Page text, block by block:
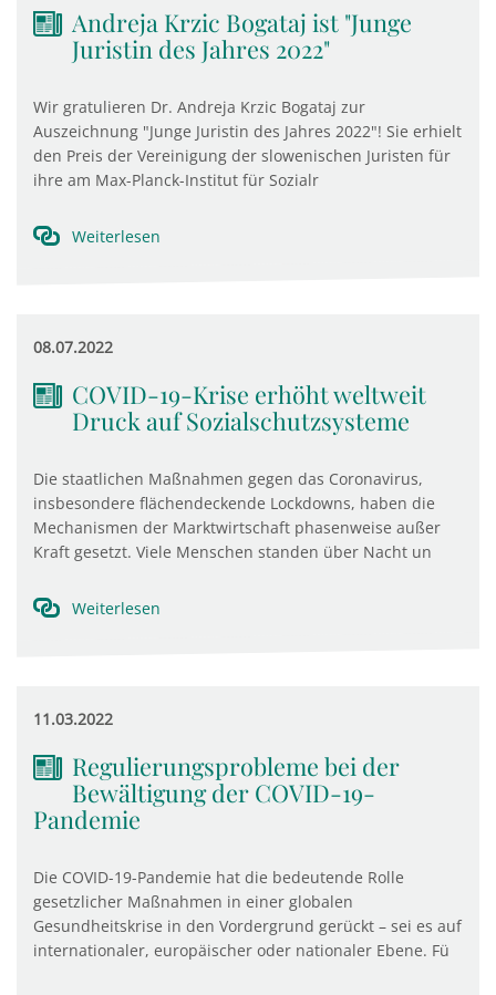
Andreja Krzic Bogataj ist "Junge
Juristin des Jahres 2022"
Wir gratulieren Dr. Andreja Krzic Bogataj zur
Auszeichnung "Junge Juristin des Jahres 2022"! Sie erhielt
den Preis der Vereinigung der slowenischen Juristen für
ihre am Max-Planck-Institut für Sozialr
Weiterlesen
08.07.2022
COVID-19-Krise erhöht weltweit
Druck auf Sozialschutzsysteme
Die staatlichen Maßnahmen gegen das Coronavirus,
insbesondere flächendeckende Lockdowns, haben die
Mechanismen der Marktwirtschaft phasenweise außer
Kraft gesetzt. Viele Menschen standen über Nacht un
Weiterlesen
11.03.2022
Regulierungsprobleme bei der
Bewältigung der COVID-19-
Pandemie
Die COVID-19-Pandemie hat die bedeutende Rolle
gesetzlicher Maßnahmen in einer globalen
Gesundheitskrise in den Vordergrund gerückt – sei es auf
internationaler, europäischer oder nationaler Ebene. Fü